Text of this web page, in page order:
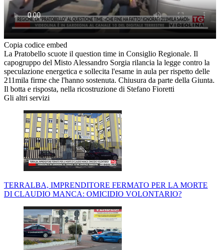
Copia codice embed
La Pratobello scuote il question time in Consiglio Regionale. Il
capogruppo del Misto Alessandro Sorgia rilancia la legge contro la
speculazione energetica e sollecita l'esame in aula per rispetto delle
211mila firme che l'hanno sostenuta. Chiusura da parte della Giunta.
Il botta e risposta, nella ricostruzione di Stefano Fioretti
Gli altri servizi
TERRALBA, IMPRENDITORE FERMATO PER LA MORTE
DI CLAUDIO MANCA: OMICIDIO VOLONTARIO?